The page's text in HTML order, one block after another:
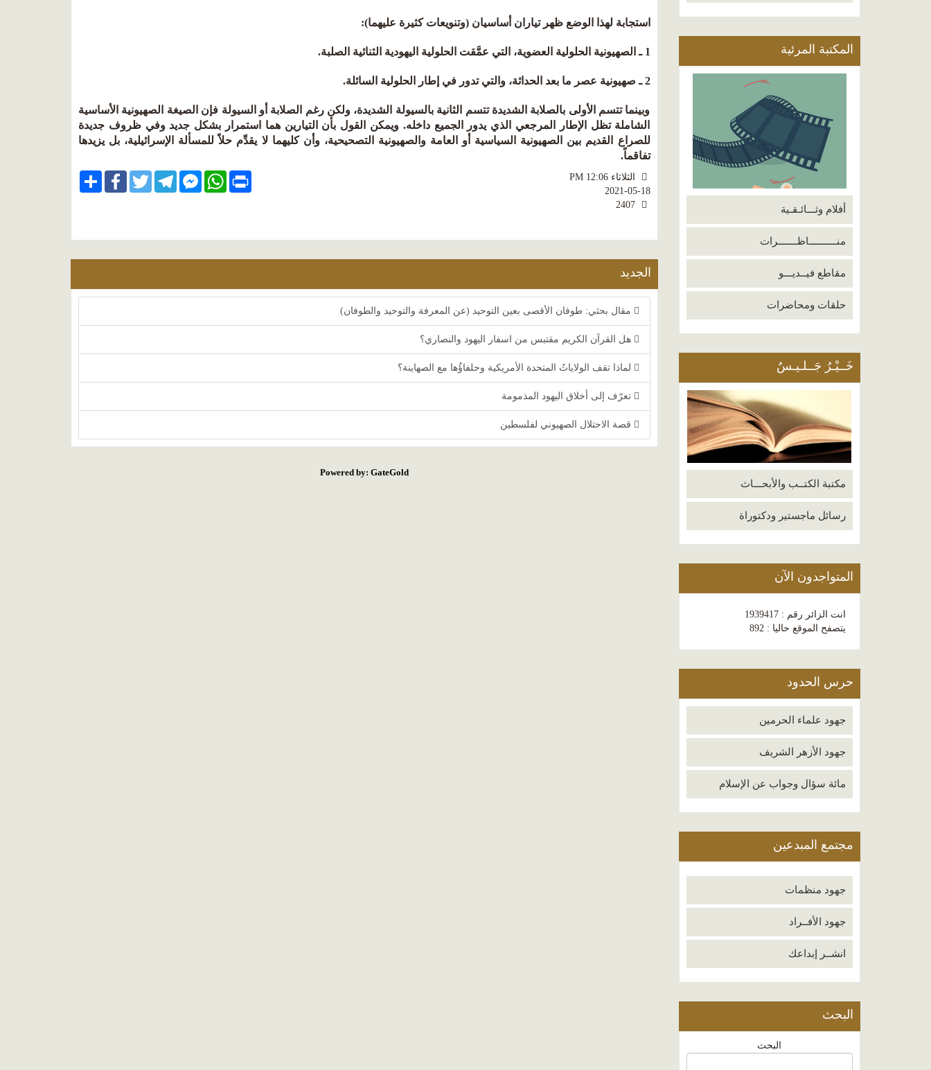
المكتبة المرئية
أفلام وثـــائـقـية
منــــــــــاظـــــــرات
مقاطع فيــديـــو
حلقات ومحاضرات
خَــيْـرُ جَــلـيـسٌ
مكتبة الكتــب والأبحـــاث
رسائل ماجستير ودكتوراة
المتواجدون الآن
انت الزائر رقم : 1939417
يتصفح الموقع حاليا : 892
حرس الحدود
جهود علماء الحرمين
جهود الأزهر الشريف
مائة سؤال وجواب عن الإسلام
مجتمع المبدعين
جهود منظمات
جهود الأفــراد
انشــر إبداعك
البحث
البحث
استجابة لهذا الوضع ظهر تياران أساسيان (وتنويعات كثيرة عليهما):
1 ـ الصهيونية الحلولية العضوية، التي عمَّقت الحلولية اليهودية الثنائية الصلبة.
2 ـ صهيونية عصر ما بعد الحداثة، والتي تدور في إطار الحلولية السائلة.
وبينما تتسم الأولى بالصلابة الشديدة تتسم الثانية بالسيولة الشديدة، ولكن رغم الصلابة أو السيولة فإن الصيغة الصهيونية الأساسية
الشاملة تظل الإطار المرجعي الذي يدور الجميع داخله. ويمكن القول بأن التيارين هما استمرار بشكل جديد وفي ظروف جديدة
للصراع القديم بين الصهيونية السياسية أو العامة والصهيونية التصحيحية، وأن كليهما لا يقدِّم حلاً للمسألة الإسرائيلية، بل يزيدها
تفاقماً.
الثلاثاء PM 12:06
2021-05-18
2407
ShareFacebookTwitterTelegramFacebook
Messenger
WhatsApp Print
الجديد
مقال بحثي: طوفان الأقصى بعين التوحيد (عن المعرفة والتوحيد والطوفان)
هل القرآن الكريم مقتبس من اسفار اليهود والنصاري؟
لماذا تقف الولاياتُ المتحدة الأمريكية وحلفاؤُها مع الصهاينة؟
تعرّف إلى أخلاق اليهود المذمومة
قصة الاحتلال الصهيوني لفلسطين
Powered by: GateGold